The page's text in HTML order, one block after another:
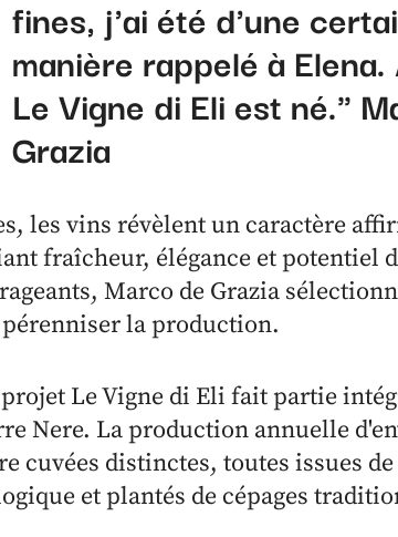
fines, j'ai été d'une
manière rappelé à Elena.
Le Vigne di Eli est né."
Grazia
les vins révèlent un caractère
fraîcheur, élégance et potentiel
Marco de Grazia
la production.
Le Vigne di Eli fait partie
Nere. La production annuelle
cuvées distinctes, toutes issues
et plantés de cépages